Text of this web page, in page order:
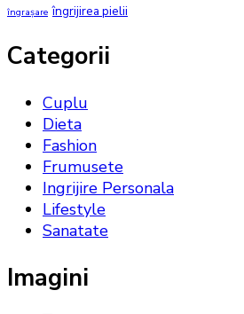
îngrașare îngrijirea pielii
Categorii
Cuplu
Dieta
Fashion
Frumusete
Ingrijire Personala
Lifestyle
Sanatate
Imagini